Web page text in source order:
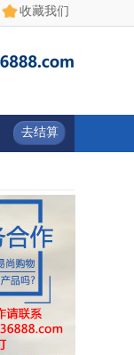
收藏我们
去结算